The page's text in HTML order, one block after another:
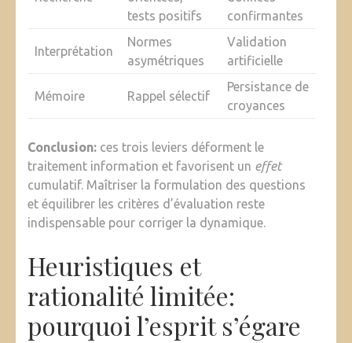
tests positifs
confirmantes
Interprétation
Normes
asymétriques
Validation
artificielle
Mémoire Rappel sélectif
Persistance de
croyances
Conclusion: ces trois leviers déforment le
traitement information et favorisent un effet
cumulatif. Maîtriser la formulation des questions
et équilibrer les critères d’évaluation reste
indispensable pour corriger la dynamique.
Heuristiques et
rationalité limitée:
pourquoi l’esprit s’égare